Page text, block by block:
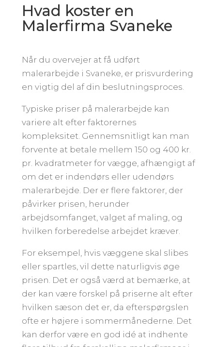
Hvad koster en
Malerfirma Svaneke
Når du overvejer at få udført
malerarbejde i Svaneke, er prisvurdering
en vigtig del af din beslutningsproces.
Typiske priser på malerarbejde kan
variere alt efter faktorernes
kompleksitet. Gennemsnitligt kan man
forvente at betale mellem 150 og 400 kr.
pr. kvadratmeter for vægge, afhængigt af
om det er indendørs eller udendørs
malerarbejde. Der er flere faktorer, der
påvirker prisen, herunder
arbejdsomfanget, valget af maling, og
hvilken forberedelse arbejdet kræver.
For eksempel, hvis væggene skal slibes
eller spartles, vil dette naturligvis øge
prisen. Det er også værd at bemærke, at
der kan være forskel på priserne alt efter
hvilken sæson det er, da efterspørgslen
ofte er højere i sommermånederne. Det
kan derfor være en god idé at indhente